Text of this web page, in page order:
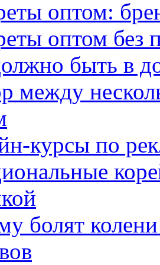
оптом:
оптом без
быть в
между
курсы по
болят